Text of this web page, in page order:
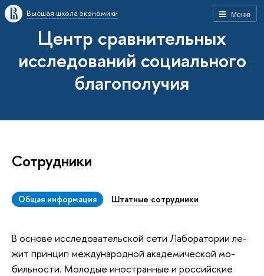
Меню
Высшая школа экономики
Центр сравнительных
исследований социального
благополучия
Сотрудники
Общая информация Штатные сотрудники
В ос­но­ве ис­сле­до­ва­тель­ской се­ти Ла­бо­ра­то­рии ле­
жит прин­цип меж­ду­на­род­ной ака­де­ми­че­ской мо­
биль­но­сти. Мо­ло­дые ино­стран­ные и рос­сий­ские